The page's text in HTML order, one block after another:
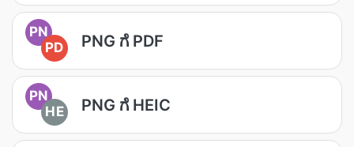
PN
PD
PNG ಗೆ PDF
PN
HE
PNG ಗೆ HEIC